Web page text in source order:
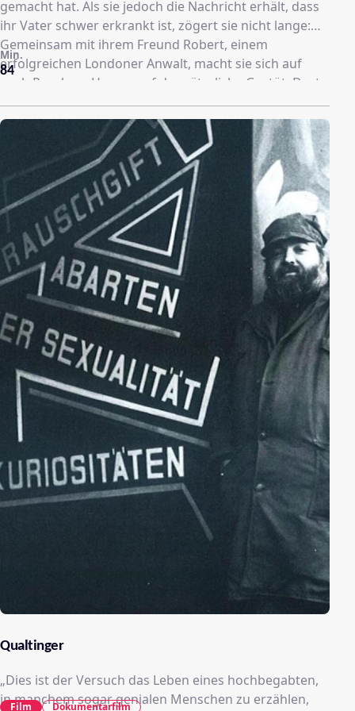
gemacht hat. Als sie jedoch die Nachricht erhält, dass
ihr Vater schwer erkrankt ist, zögert sie nicht lange:
Gemeinsam mit ihrem Freund Robert, einem
erfolgreichen Londoner Anwalt, macht sie sich auf
nach Parnham House, auf das väterliche Gestüt. Dort
werden ihre schlimmsten Befürchtungen wahr: Ihr
Vater liegt im Sterben. Sein letzter Wunsch: Er möchte
sich mit seiner Tochter aussöhnen und ihr sein
Lebenswerk, die Pferdezucht, übergeben. Sarah hat
sich in London gemeinsam mit Robert eine Existenz
aufgebaut, das Gestüt zu übernehmen passt
überhaupt nicht in ihre Überlegungen - von Roberts
Plänen ganz zu schweigen. Noch bevor Sarah ihrem
Vater eine Antwort geben kann stirbt er - und
überlässt ihr die Entscheidung, das hoch verschuldete
Gestüt zu verkaufen oder Parnham House weiter zu
führen.
84
Min.
Qualtinger
„Dies ist der Versuch das Leben eines hochbegabten,
in manchem sogar genialen Menschen zu erzählen,
Film Dokumentarfilm